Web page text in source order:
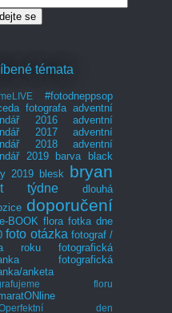
témata
#fotodneppsop
fotografa adventní
2016
adventní
2017
adventní
2018
adventní
2019
barva
black
2019 blesk bryan
týdne
dlouhá
doporučení
e-BOOK flora fotka dne
foto otázka fotograf /
roku
fotografická
fotografická
anketa
floru
den